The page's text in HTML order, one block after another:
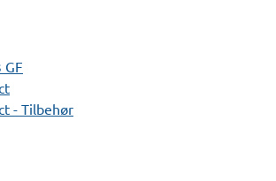
GF
- Tilbehør